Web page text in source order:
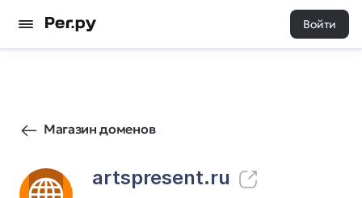
Войти
Магазин доменов
artspresent.ru
19 0